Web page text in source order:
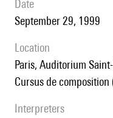
date
September 29, 1999
location
Paris, Auditorium Saint-Germain-des-Prés, concert du
Cursus de
interpreters